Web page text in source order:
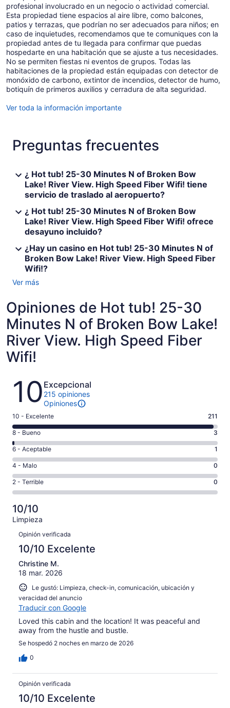
profesional involucrado en un negocio o actividad comercial.
Esta propiedad tiene espacios al aire libre, como balcones,
patios y terrazas, que podrían no ser adecuados para niños; en
caso de inquietudes, recomendamos que te comuniques con la
propiedad antes de tu llegada para confirmar que puedas
hospedarte en una habitación que se ajuste a tus necesidades.
No se permiten fiestas ni eventos de grupos. Todas las
habitaciones de la propiedad están equipadas con detector de
monóxido de carbono, extintor de incendios, detector de humo,
botiquín de primeros auxilios y cerradura de alta seguridad.
Ver toda la información importante
Preguntas frecuentes
¿ Hot tub! 25-30 Minutes N of Broken Bow
Lake! River View. High Speed Fiber Wifi! tiene
servicio de traslado al aeropuerto?
¿ Hot tub! 25-30 Minutes N of Broken Bow
Lake! River View. High Speed Fiber Wifi! ofrece
desayuno incluido?
¿Hay un casino en Hot tub! 25-30 Minutes N of
Broken Bow Lake! River View. High Speed Fiber
Wifi!?
Ver más
Opiniones de Hot tub! 25-30
Minutes N of Broken Bow Lake!
River View. High Speed Fiber
Wifi!
Opiniones
10 Excepcional
215 opiniones
Opiniones
Puntuación
de
10,
es
decir,
Excelente.
Basada
en
de
215
opiniones
10 - Excelente 211
Puntuación
de
8,
es
decir,
Bueno.
Basada
en
3
de
215
opiniones
8 - Bueno 3
Puntuación
de
6,
es
decir,
Basada
en
215
opiniones
6 - Aceptable 1
Puntuación
de
4,
es
decir,
Malo.
en
de
215
opiniones
4 - Malo 0
Puntuación
de
2,
es
decir,
Terrible.
Basada
en
de
215
opiniones
2 - Terrible 0
10/10
Limpieza
Opiniones
Opinión verificada
10/10 Excelente
Christine M.
18 mar. 2026
Le gustó: Limpieza, check-in, comunicación, ubicación y
veracidad del anuncio
Traducir con Google
Loved this cabin and the location! It was peaceful and
away from the hustle and bustle.
Se hospedó 2 noches en marzo de 2026
0
Opinión verificada
10/10 Excelente